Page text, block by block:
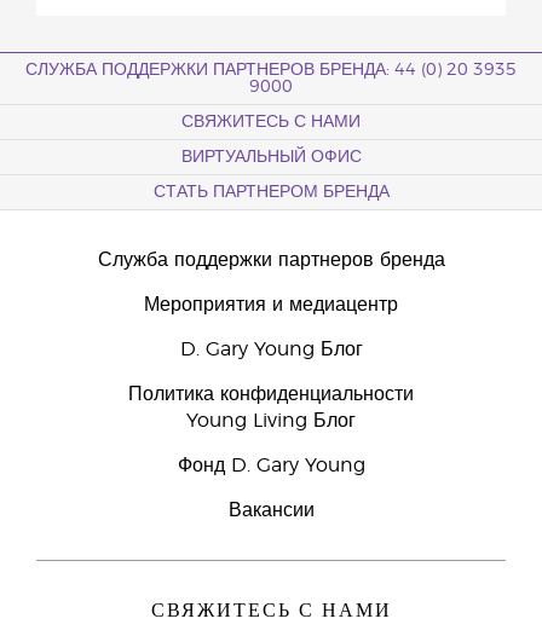
СЛУЖБА ПОДДЕРЖКИ ПАРТНЕРОВ БРЕНДА: 44 (0) 20 3935
СТАТЬ ПАРТНЕРОМ БРЕНДА
Политика конфиденциальности